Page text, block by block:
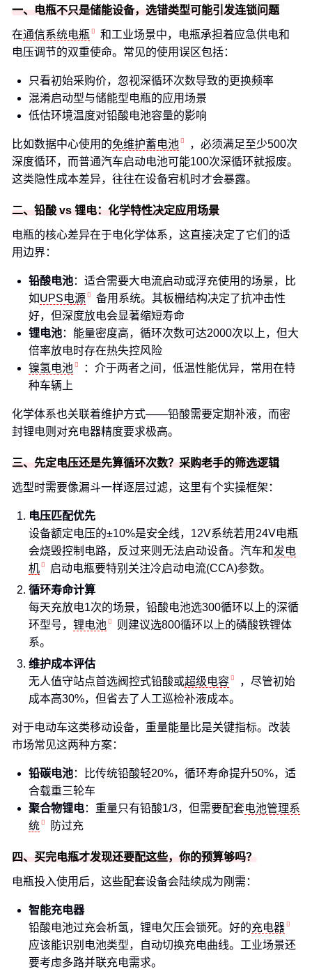
一、电瓶不只是储能设备，选错类型可能引发连锁问题
在通信系统电瓶
和工业场景中，电瓶承担着应急供电和
电压调节的双重使命。常见的使用误区包括：
只看初始采购价，忽视深循环次数导致的更换频率
混淆启动型与储能型电瓶的应用场景
低估环境温度对铅酸电池容量的影响
比如数据中心使用的免维护蓄电池
，必须满足至少500次
深度循环，而普通汽车启动电池可能100次深循环就报废。
这类隐性成本差异，往往在设备宕机时才会暴露。
二、铅酸 vs 锂电：化学特性决定应用场景
电瓶的核心差异在于电化学体系，这直接决定了它们的适
用边界：
铅酸电池：适合需要大电流启动或浮充使用的场景，比
如UPS电源
备用系统。其板栅结构决定了抗冲击性
好，但深度放电会显著缩短寿命
锂电池：能量密度高，循环次数可达2000次以上，但大
倍率放电时存在热失控风险
镍氢电池
：介于两者之间，低温性能优异，常用在特
种车辆上
化学体系也关联着维护方式——铅酸需要定期补液，而密
封锂电则对充电器精度要求极高。
三、先定电压还是先算循环次数？采购老手的筛选逻辑
选型时需要像漏斗一样逐层过滤，这里有个实操框架：
电压匹配优先
设备额定电压的±10%是安全线，12V系统若用24V电瓶
会烧毁控制电路，反过来则无法启动设备。汽车和发电
机
启动电瓶要特别关注冷启动电流(CCA)参数。
循环寿命计算
每天充放电1次的场景，铅酸电池选300循环以上的深循
环型号， 锂电池
则建议选800循环以上的磷酸铁锂体
系。
维护成本评估
无人值守站点首选阀控式铅酸或超级电容
，尽管初始
成本高30%，但省去了人工巡检补液成本。
对于电动车这类移动设备，重量能量比是关键指标。改装
市场常见这两种方案：
铅碳电池：比传统铅酸轻20%，循环寿命提升50%，适
合载重三轮车
聚合物锂电：重量只有铅酸1/3，但需要配套电池管理系
统
防过充
四、买完电瓶才发现还要配这些，你的预算够吗？
电瓶投入使用后，这些配套设备会陆续成为刚需：
智能充电器
铅酸电池过充会析氢，锂电欠压会锁死。好的充电器
应该能识别电池类型，自动切换充电曲线。工业场景还
要考虑多路并联充电需求。